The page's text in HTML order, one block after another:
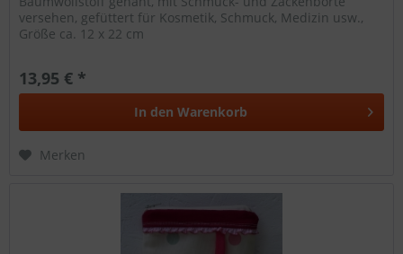
versehen, gefüttert für Kosmetik, Schmuck, Medizin usw.,
Größe ca. 12 x 22 cm
13,95 € *
In den Warenkorb
Merken